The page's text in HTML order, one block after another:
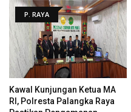
P. RAYA
Kawal Kunjungan Ketua MA
RI, Polresta Palangka Raya